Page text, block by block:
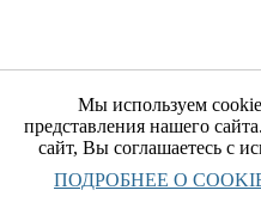
Мы используем
представления нашего
сайт, Вы соглашаетесь с
ПОДРОБНЕЕ О